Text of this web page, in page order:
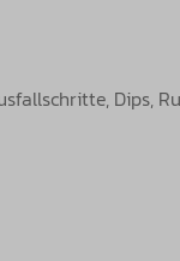
Dips,